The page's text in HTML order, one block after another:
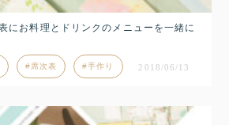
にお料理とドリンクのメニューを一緒に
席次表 手作り 2018/06/13